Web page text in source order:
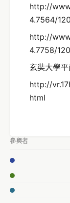
http://
4.7564/
http://
4.7758/
玄奘大學
http://
html
參與者